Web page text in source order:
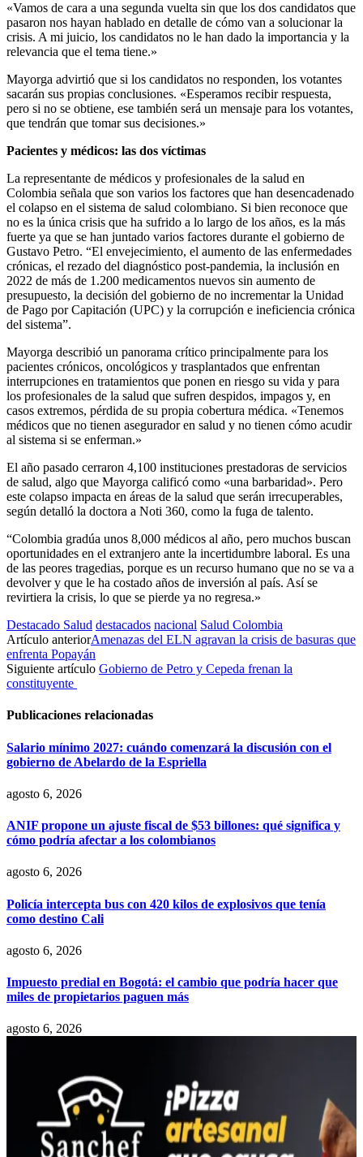
«Vamos de cara a una segunda vuelta sin que los dos candidatos que
pasaron nos hayan hablado en detalle de cómo van a solucionar la
crisis. A mi juicio, los candidatos no le han dado la importancia y la
relevancia que el tema tiene.»
Mayorga advirtió que si los candidatos no responden, los votantes
sacarán sus propias conclusiones. «Esperamos recibir respuesta,
pero si no se obtiene, ese también será un mensaje para los votantes,
que tendrán que tomar sus decisiones.»
Pacientes y médicos: las dos víctimas
La representante de médicos y profesionales de la salud en
Colombia señala que son varios los factores que han desencadenado
el colapso en el sistema de salud colombiano. Si bien reconoce que
no es la única crisis que ha sufrido a lo largo de los años, es la más
fuerte ya que se han juntado varios factores durante el gobierno de
Gustavo Petro. “El envejecimiento, el aumento de las enfermedades
crónicas, el rezado del diagnóstico post-pandemia, la inclusión en
2022 de más de 1.200 medicamentos nuevos sin aumento de
presupuesto, la decisión del gobierno de no incrementar la Unidad
de Pago por Capitación (UPC) y la corrupción e ineficiencia crónica
del sistema”.
Mayorga describió un panorama crítico principalmente para los
pacientes crónicos, oncológicos y trasplantados que enfrentan
interrupciones en tratamientos que ponen en riesgo su vida y para
los profesionales de la salud que sufren despidos, impagos y, en
casos extremos, pérdida de su propia cobertura médica. «Tenemos
médicos que no tienen asegurador en salud y no tienen cómo acudir
al sistema si se enferman.»
El año pasado cerraron 4,100 instituciones prestadoras de servicios
de salud, algo que Mayorga calificó como «una barbaridad». Pero
este colapso impacta en áreas de la salud que serán irrecuperables,
según detalló la doctora a Noti 360, como la fuga de talento.
“Colombia gradúa unos 8,000 médicos al año, pero muchos buscan
oportunidades en el extranjero ante la incertidumbre laboral. Es una
de las peores tragedias, porque es un recurso humano que no se va a
devolver y que le ha costado años de inversión al país. Así se
revirtiera la crisis, lo que se pierde ya no regresa.»
Destacado Salud destacados nacional Salud Colombia
Artículo anteriorAmenazas del ELN agravan la crisis de basuras que
enfrenta Popayán
Siguiente artículo Gobierno de Petro y Cepeda frenan la
constituyente
Publicaciones relacionadas
Salario mínimo 2027: cuándo comenzará la discusión con el
gobierno de Abelardo de la Espriella
agosto 6, 2026
ANIF propone un ajuste fiscal de $53 billones: qué significa y
cómo podría afectar a los colombianos
agosto 6, 2026
Policía intercepta bus con 420 kilos de explosivos que tenía
como destino Cali
agosto 6, 2026
Impuesto predial en Bogotá: el cambio que podría hacer que
miles de propietarios paguen más
agosto 6, 2026